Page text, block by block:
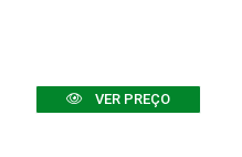
VER PREÇO